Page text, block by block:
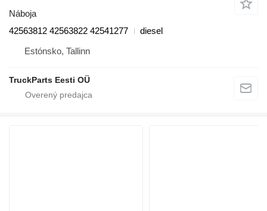
Náboja
42563812 42563822 42541277
diesel
Estónsko, Tallinn
TruckParts Eesti OÜ